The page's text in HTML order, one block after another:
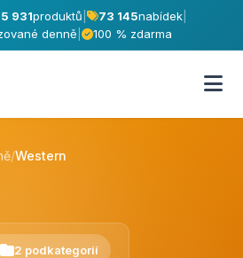
931produktů 73 145nabídek|
denně
100 % zdarma
/Western
2 podkategorií